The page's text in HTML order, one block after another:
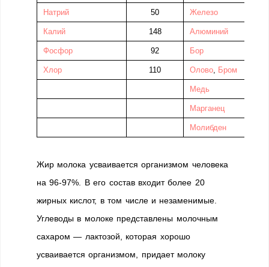
Натрий 50 Железо
Калий 148 Алюминий
Фосфор 92 Бор
Хлор 110 Олово, Бром
Медь
Марганец
Молибден
Жир молока усваивается организмом человека
на 96-97%. В его состав входит более 20
жирных кислот, в том числе и незаменимые.
Углеводы в молоке представлены молочным
сахаром — лактозой, которая хорошо
усваивается организмом, придает молоку